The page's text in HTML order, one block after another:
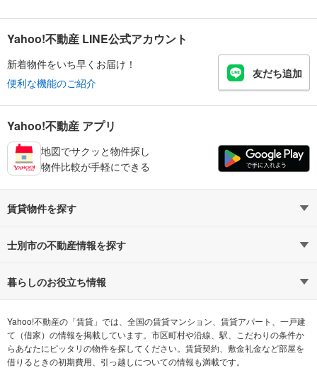
Yahoo!不動産 LINE公式アカウント
新着物件をいち早くお届け！
便利な機能のご紹介
友だち追加
Yahoo!不動産 アプリ
地図でサクッと物件探し
物件比較が手軽にできる
賃貸物件を探す
路線・駅から探す
通勤時間から探す
不動産会社から探す 希望の条件から探す
テーマから探す ランキングから探す
士別市の不動産情報を探す
不動産・住宅
新築マンション 中古マンション
新築一戸建て 中古一戸建て
暮らしのお役立ち情報
マンションカタログ 教えて！住まいの先生
Yahoo!不動産の「賃貸」では、全国の賃貸マンション、賃貸アパート、一戸建
て（借家）の情報を掲載しています。市区町村や沿線、駅、こだわりの条件か
らあなたにピッタリの物件を探してください。賃貸契約、敷金礼金など部屋を
借りるときの初期費用、引っ越しについての情報も満載です。